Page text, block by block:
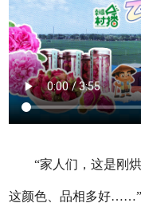
“家人们，这是刚烘
这颜色、品相多好